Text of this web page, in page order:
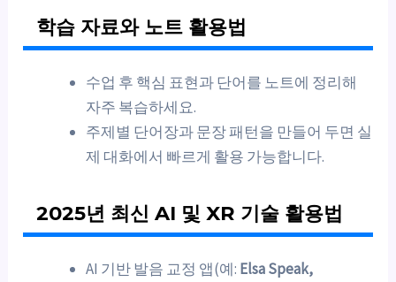
학습 자료와 노트 활용법
수업 후 핵심 표현과 단어를 노트에 정리해
자주 복습하세요.
주제별 단어장과 문장 패턴을 만들어 두면 실
제 대화에서 빠르게 활용 가능합니다.
2025년 최신 AI 및 XR 기술 활용법
AI 기반 발음 교정 앱(예: Elsa Speak,